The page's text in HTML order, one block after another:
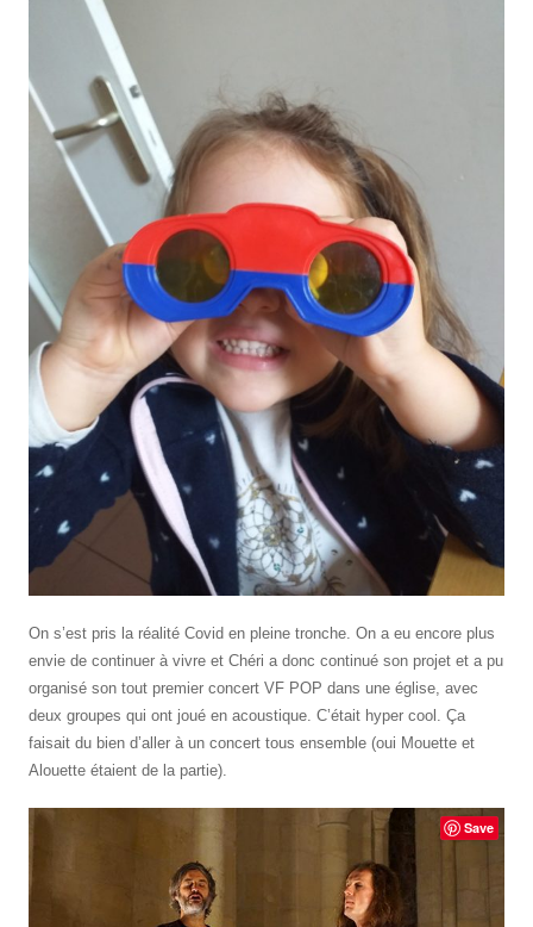
On s’est pris la réalité Covid en pleine tronche. On a eu encore plus
envie de continuer à vivre et Chéri a donc continué son projet et a pu
organisé son tout premier concert VF POP dans une église, avec
deux groupes qui ont joué en acoustique. C’était hyper cool. Ça
faisait du bien d’aller à un concert tous ensemble (oui Mouette et
Alouette étaient de la partie).
Save